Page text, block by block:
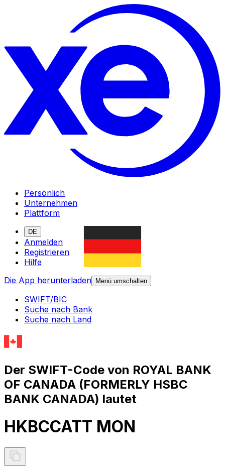
Persönlich
Unternehmen
Plattform
DE
Anmelden
Registrieren
Hilfe
Die App herunterladen
Menü umschalten
SWIFT/BIC
Suche nach Bank
Suche nach Land
Der SWIFT-Code von ROYAL BANK
OF CANADA (FORMERLY HSBC
BANK CANADA) lautet
HKBCCATT MON